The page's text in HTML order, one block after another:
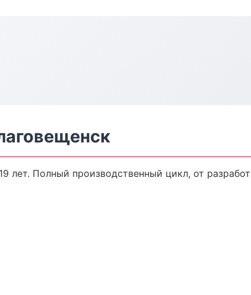
лет. Полный производственный цикл, от